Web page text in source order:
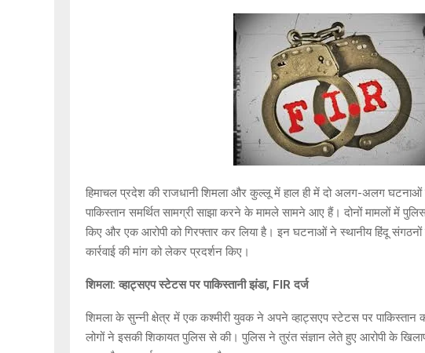
हिमाचल प्रदेश की राजधानी शिमला और कुल्लू में हाल ही में दो अलग-अलग घटनाओं में
पाकिस्तान समर्थित सामग्री साझा करने के मामले सामने आए हैं। दोनों मामलों में
किए और एक आरोपी को गिरफ्तार कर लिया है। इन घटनाओं ने स्थानीय हिंदू संगठनों
कार्रवाई की मांग को लेकर प्रदर्शन किए।
शिमला: व्हाट्सएप स्टेटस पर पाकिस्तानी झंडा, FIR दर्ज
शिमला के सुन्नी क्षेत्र में एक कश्मीरी युवक ने अपने व्हाट्सएप स्टेटस पर पाकिस्तान
लोगों ने इसकी शिकायत पुलिस से की। पुलिस ने तुरंत संज्ञान लेते हुए आरोपी के